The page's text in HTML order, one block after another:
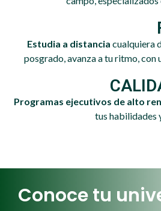
Estudia a distancia cualquiera
posgrado, avanza a tu ritmo,
Programas ejecutivos de alto
tus habilidades
Conoce tu